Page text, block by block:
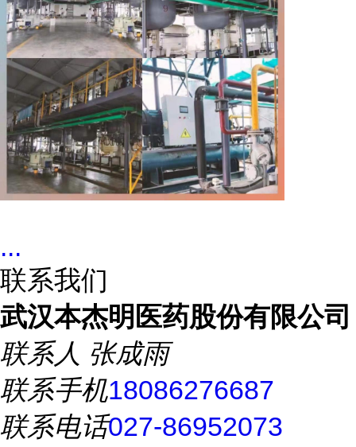
...
联系我们
武汉本杰明医药股份有限公司
联系人 张成雨
联系手机18086276687
联系电话027-86952073